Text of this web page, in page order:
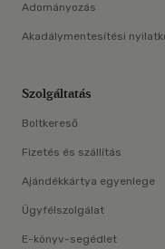
Adományozás
Akadálymentesítési
Szolgáltatás
Boltkereső
Fizetés és szállítás
Ajándékkártya egyenlege
Ügyfélszolgálat
E-könyv-segédlet